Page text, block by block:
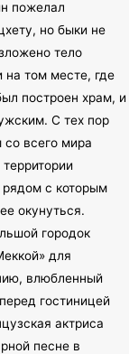
пожелал
но быки не
тело
на том месте, где
построен храм, и
С тех пор
со всего мира
с которым
окунуться.
городок
для
влюбленный
гостиницей
актриса
песне в